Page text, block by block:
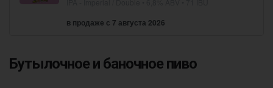
в продаже с 7 августа 2026
Бутылочное и баночное пиво